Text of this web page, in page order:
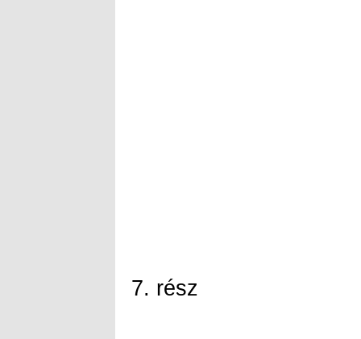
7. rész